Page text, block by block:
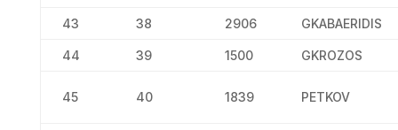
43 38 2906 GKABAERIDIS
44 39 1500 GKROZOS
45 40 1839 PETKOV